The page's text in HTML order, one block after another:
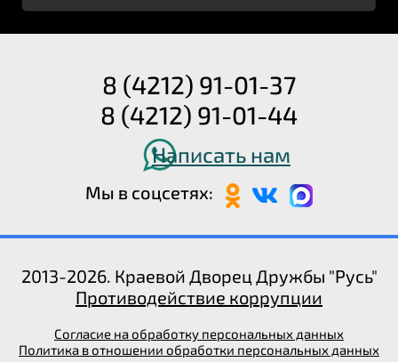
8 (4212) 91-01-37
8 (4212) 91-01-44
Написать нам
Мы в соцсетях:
2013-2026. Краевой Дворец Дружбы "Русь"
Противодействие коррупции
Согласие на обработку персональных данных
Политика в отношении обработки персональных данных